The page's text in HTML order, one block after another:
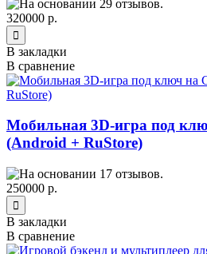
320000 р.
В закладки
В сравнение
Мобильная 3D-игра под
(Android + RuStore)
250000 р.
В закладки
В сравнение